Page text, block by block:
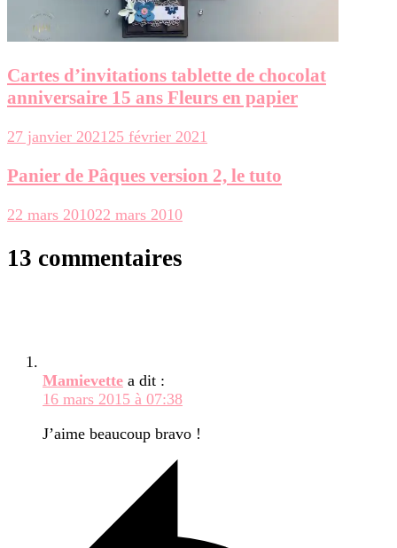
Cartes d’invitations tablette de chocolat
anniversaire 15 ans Fleurs en papier
27 janvier 202125 février 2021
Panier de Pâques version 2, le tuto
22 mars 201022 mars 2010
13 commentaires
Mamievette a dit :
16 mars 2015 à 07:38
J’aime beaucoup bravo !